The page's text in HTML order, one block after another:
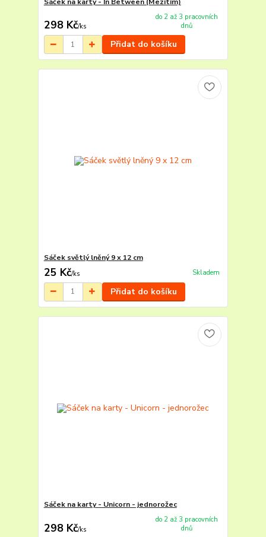
298 Kč/ks
do 2 až 3 pracovních
dnů
Přidat do košíku
Sáček světlý lněný 9 x 12 cm
25 Kč/ks Skladem
Přidat do košíku
Sáček na karty - Unicorn - jednorožec
298 Kč/ks
do 2 až 3 pracovních
dnů